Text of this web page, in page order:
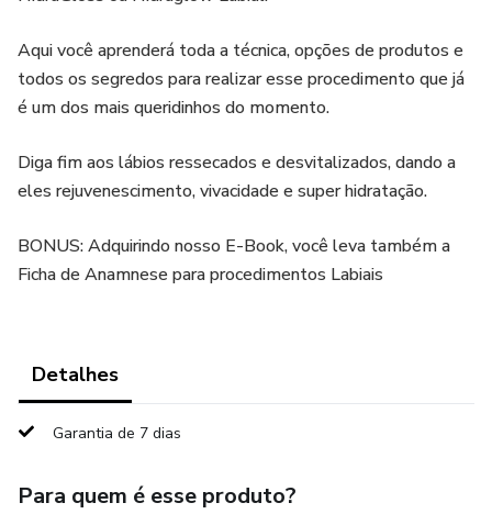
Aqui você aprenderá toda a técnica, opções de produtos e
todos os segredos para realizar esse procedimento que já
é um dos mais queridinhos do momento.
Diga fim aos lábios ressecados e desvitalizados, dando a
eles rejuvenescimento, vivacidade e super hidratação.
BONUS: Adquirindo nosso E-Book, você leva também a
Ficha de Anamnese para procedimentos Labiais
Detalhes
Garantia de 7 dias
Para quem é esse produto?